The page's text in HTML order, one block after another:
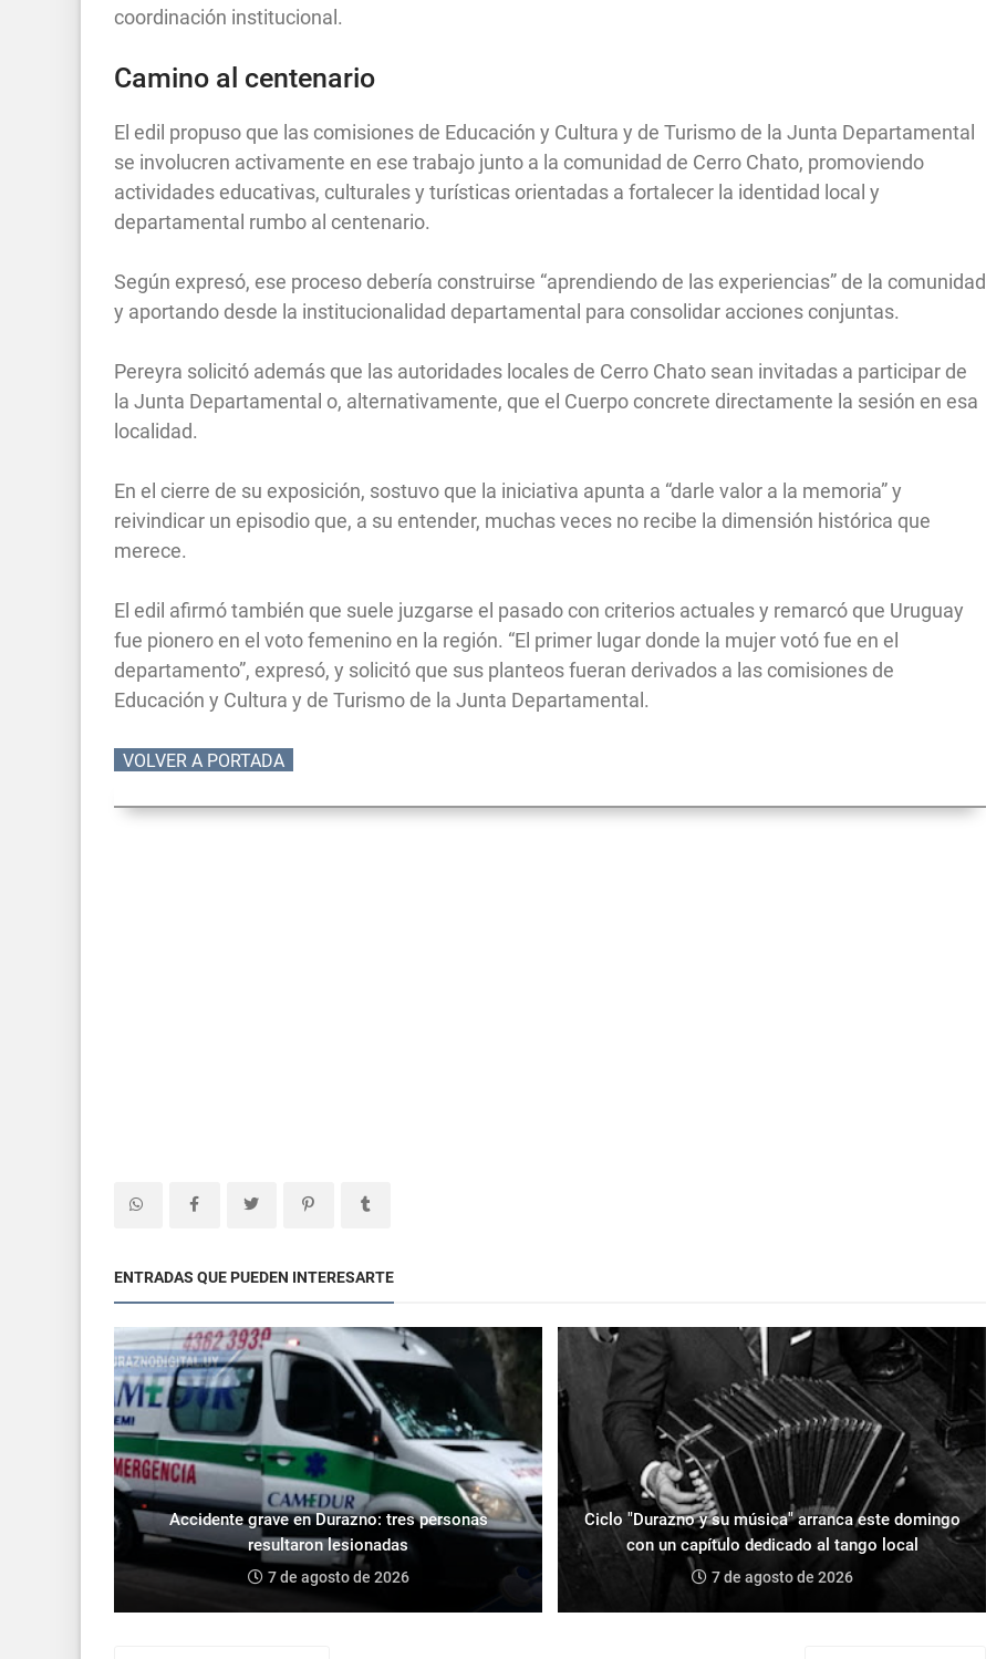
coordinación institucional.
Camino al centenario
El edil propuso que las comisiones de Educación y Cultura y de Turismo de la Junta Departamental
se involucren activamente en ese trabajo junto a la comunidad de Cerro Chato, promoviendo
actividades educativas, culturales y turísticas orientadas a fortalecer la identidad local y
departamental rumbo al centenario.
Según expresó, ese proceso debería construirse “aprendiendo de las experiencias” de la comunidad
y aportando desde la institucionalidad departamental para consolidar acciones conjuntas.
Pereyra solicitó además que las autoridades locales de Cerro Chato sean invitadas a participar de
la Junta Departamental o, alternativamente, que el Cuerpo concrete directamente la sesión en esa
localidad.
En el cierre de su exposición, sostuvo que la iniciativa apunta a “darle valor a la memoria” y
reivindicar un episodio que, a su entender, muchas veces no recibe la dimensión histórica que
merece.
El edil afirmó también que suele juzgarse el pasado con criterios actuales y remarcó que Uruguay
fue pionero en el voto femenino en la región. “El primer lugar donde la mujer votó fue en el
departamento”, expresó, y solicitó que sus planteos fueran derivados a las comisiones de
Educación y Cultura y de Turismo de la Junta Departamental.
VOLVER A PORTADA
ENTRADAS QUE PUEDEN INTERESARTE
Accidente grave en Durazno: tres personas
resultaron lesionadas
7 de agosto de 2026
Ciclo "Durazno y su música" arranca este domingo
con un capítulo dedicado al tango local
7 de agosto de 2026